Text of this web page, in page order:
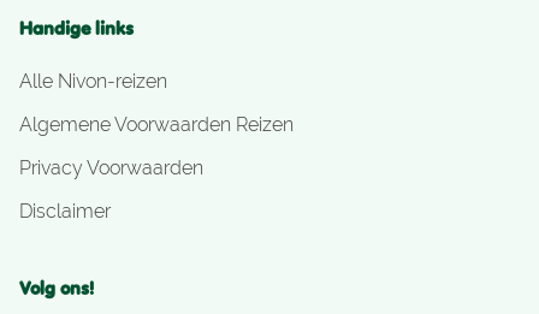
Handige links
Alle Nivon-reizen
Algemene Voorwaarden Reizen
Privacy Voorwaarden
Disclaimer
Volg ons!